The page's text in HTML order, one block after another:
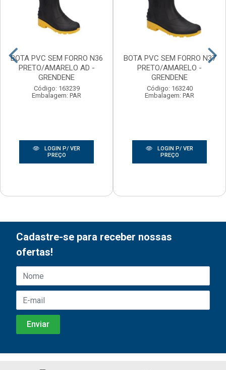
BOTA PVC SEM FORRO N36
PRETO/AMARELO AD -
GRENDENE
Código: 163239
Embalagem: PAR
LOGIN P/ VER
PREÇO
BOTA PVC SEM FORRO N37
PRETO/AMARELO -
GRENDENE
Código: 163240
Embalagem: PAR
LOGIN P/ VER
PREÇO
Cadastre-se para receber nossas
ofertas!